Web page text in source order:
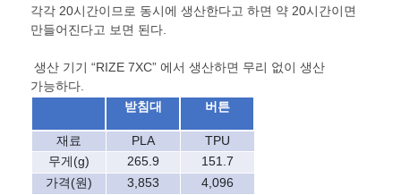
각각 20시간이므로 동시에 생산한다고 하면 약 20시간이면
만들어진다고 보면 된다.
생산 기기 “RIZE 7XC” 에서 생산하면 무리 없이 생산
가능하다.
받침대​
버튼​
재료​ PLA​
TPU​
무게(g)​
265.9​
151.7​
가격(원)​
3,853
4,096